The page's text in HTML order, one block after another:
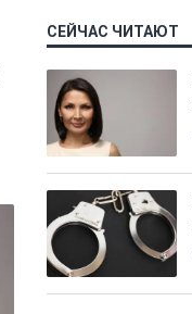
СЕЙЧАС ЧИТАЮТ